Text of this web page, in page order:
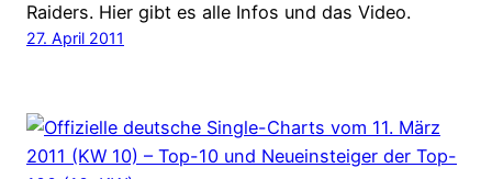
Raiders. Hier gibt es alle Infos und das Video.
27. April 2011